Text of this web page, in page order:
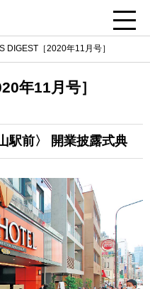
DIGEST［2020年11月号］
年11月号］
駅前〉 開業披露式典